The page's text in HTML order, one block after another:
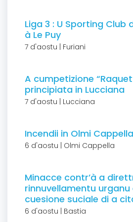
Liga 3 : U Sporting Club
à Le Puy
7 d'aostu | Furiani
A cumpetizione
principiata in Lucciana
7 d'aostu | Lucciana
Incendii in Olmi Cappella
6 d'aostu | Olmi Cappella
Minacce contr’à a
rinnuvellamentu urganu
cuesione suciale di a
6 d'aostu | Bastia